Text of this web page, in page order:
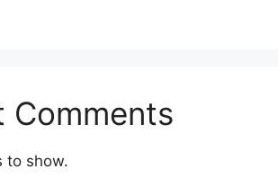
Comments
to show.